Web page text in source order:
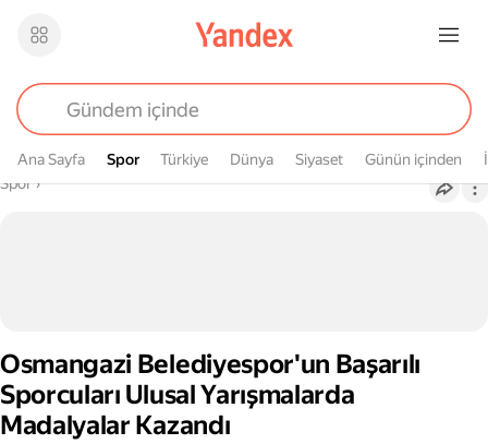
Ana Sayfa Spor
Spor Türkiye Dünya Siyaset Günün içinden
Buradasın
Spor›
Osmangazi Belediyespor'un Başarılı
Sporcuları Ulusal Yarışmalarda
Madalyalar Kazandı